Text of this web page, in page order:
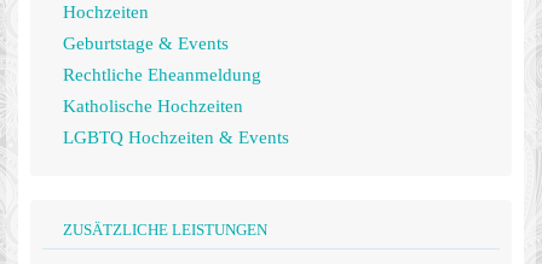
Hochzeiten
Geburtstage & Events
Rechtliche Eheanmeldung
Katholische Hochzeiten
LGBTQ Hochzeiten & Events
ZUSÄTZLICHE LEISTUNGEN